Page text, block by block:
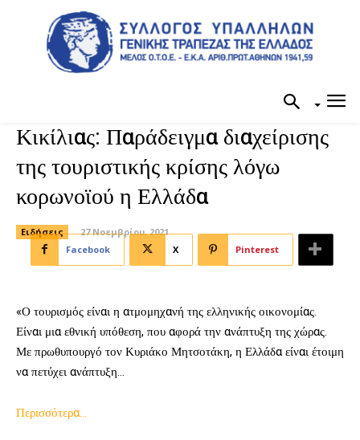
Κικίλιας: Παράδειγμα διαχείρισης
της τουριστικής κρίσης λόγω
κορωνοϊού η Ελλάδα
Ειδήσεις
27 Νοεμβρίου, 2021
Facebook
X Pinterest
«Ο τουρισμός είναι η ατμομηχανή της ελληνικής οικονομίας.
Είναι μια εθνική υπόθεση, που αφορά την ανάπτυξη της χώρας.
Με πρωθυπουργό τον Κυριάκο Μητσοτάκη, η Ελλάδα είναι έτοιμη
να πετύχει ανάπτυξη…
Περισσότερα…